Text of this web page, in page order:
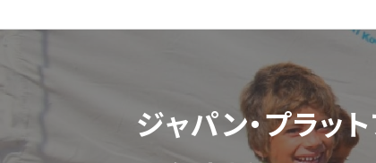
ジャパン・プラッ